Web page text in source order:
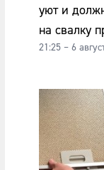
уют и
на свалку
21:25 – 6